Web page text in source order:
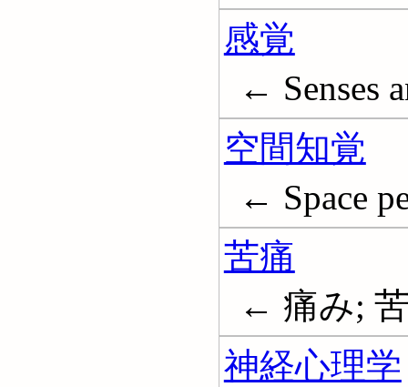
感覚
← Senses
空間知覚
← Space
苦痛
← 痛み;
神経心理学